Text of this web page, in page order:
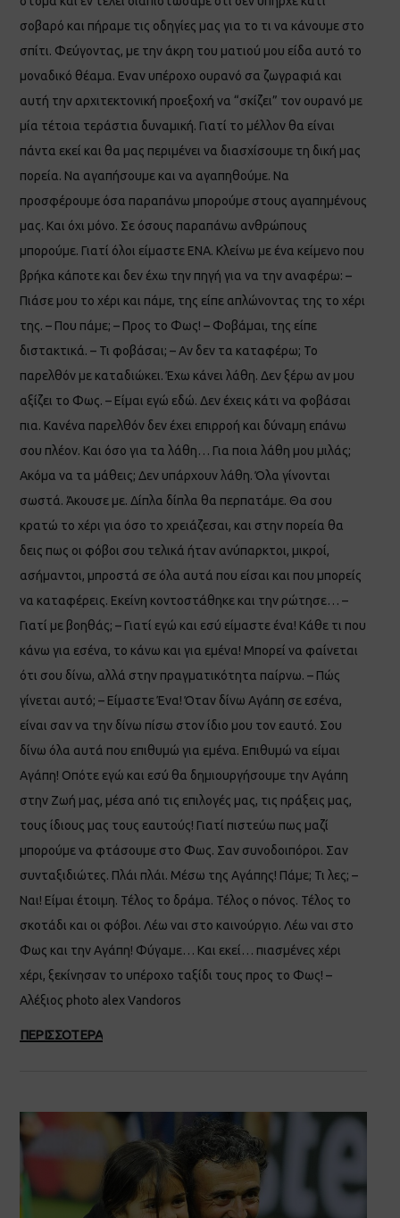
σοβαρό και πήραμε τις οδηγίες μας για το τι να κάνουμε στο
σπίτι. Φεύγοντας, με την άκρη του ματιού μου είδα αυτό το
μοναδικό θέαμα. Εναν υπέροχο ουρανό σα ζωγραφιά και
αυτή την αρχιτεκτονική προεξοχή να “σκίζει” τον ουρανό με
μία τέτοια τεράστια δυναμική. Γιατί το μέλλον θα είναι
πάντα εκεί και θα μας περιμένει να διασχίσουμε τη δική μας
πορεία. Να αγαπήσουμε και να αγαπηθούμε. Να
προσφέρουμε όσα παραπάνω μπορούμε στους αγαπημένους
μας. Και όχι μόνο. Σε όσους παραπάνω ανθρώπους
μπορούμε. Γιατί όλοι είμαστε ΕΝΑ. Κλείνω με ένα κείμενο που
βρήκα κάποτε και δεν έχω την πηγή για να την αναφέρω: –
Πιάσε μου το χέρι και πάμε, της είπε απλώνοντας της το χέρι
της. – Που πάμε; – Προς το Φως! – Φοβάμαι, της είπε
διστακτικά. – Τι φοβάσαι; – Αν δεν τα καταφέρω; Το
παρελθόν με καταδιώκει. Έχω κάνει λάθη. Δεν ξέρω αν μου
αξίζει το Φως. – Είμαι εγώ εδώ. Δεν έχεις κάτι να φοβάσαι
πια. Κανένα παρελθόν δεν έχει επιρροή και δύναμη επάνω
σου πλέον. Και όσο για τα λάθη… Για ποια λάθη μου μιλάς;
Ακόμα να τα μάθεις; Δεν υπάρχουν λάθη. Όλα γίνονται
σωστά. Άκουσε με. Δίπλα δίπλα θα περπατάμε. Θα σου
κρατώ το χέρι για όσο το χρειάζεσαι, και στην πορεία θα
δεις πως οι φόβοι σου τελικά ήταν ανύπαρκτοι, μικροί,
ασήμαντοι, μπροστά σε όλα αυτά που είσαι και που μπορείς
να καταφέρεις. Εκείνη κοντοστάθηκε και την ρώτησε… –
Γιατί με βοηθάς; – Γιατί εγώ και εσύ είμαστε ένα! Κάθε τι που
κάνω για εσένα, το κάνω και για εμένα! Μπορεί να φαίνεται
ότι σου δίνω, αλλά στην πραγματικότητα παίρνω. – Πώς
γίνεται αυτό; – Είμαστε Ένα! Όταν δίνω Αγάπη σε εσένα,
είναι σαν να την δίνω πίσω στον ίδιο μου τον εαυτό. Σου
δίνω όλα αυτά που επιθυμώ για εμένα. Επιθυμώ να είμαι
Αγάπη! Οπότε εγώ και εσύ θα δημιουργήσουμε την Αγάπη
στην Ζωή μας, μέσα από τις επιλογές μας, τις πράξεις μας,
τους ίδιους μας τους εαυτούς! Γιατί πιστεύω πως μαζί
μπορούμε να φτάσουμε στο Φως. Σαν συνοδοιπόροι. Σαν
συνταξιδιώτες. Πλάι πλάι. Μέσω της Αγάπης! Πάμε; Τι λες; –
Ναι! Είμαι έτοιμη. Τέλος το δράμα. Τέλος ο πόνος. Τέλος το
σκοτάδι και οι φόβοι. Λέω ναι στο καινούργιο. Λέω ναι στο
Φως και την Αγάπη! Φύγαμε… Και εκεί… πιασμένες χέρι
χέρι, ξεκίνησαν το υπέροχο ταξίδι τους προς το Φως! –
Αλέξιος photo alex Vandoros
ΠΕΡΙΣΣΟΤΕΡΑ